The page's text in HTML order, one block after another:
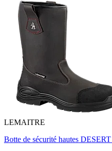
LEMAITRE
Botte de sécurité hautes